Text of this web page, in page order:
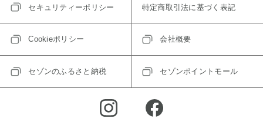
セキュリティーポリシー 特定商取引法に基づく表記
Cookieポリシー 会社概要
セゾンのふるさと納税 セゾンポイントモール